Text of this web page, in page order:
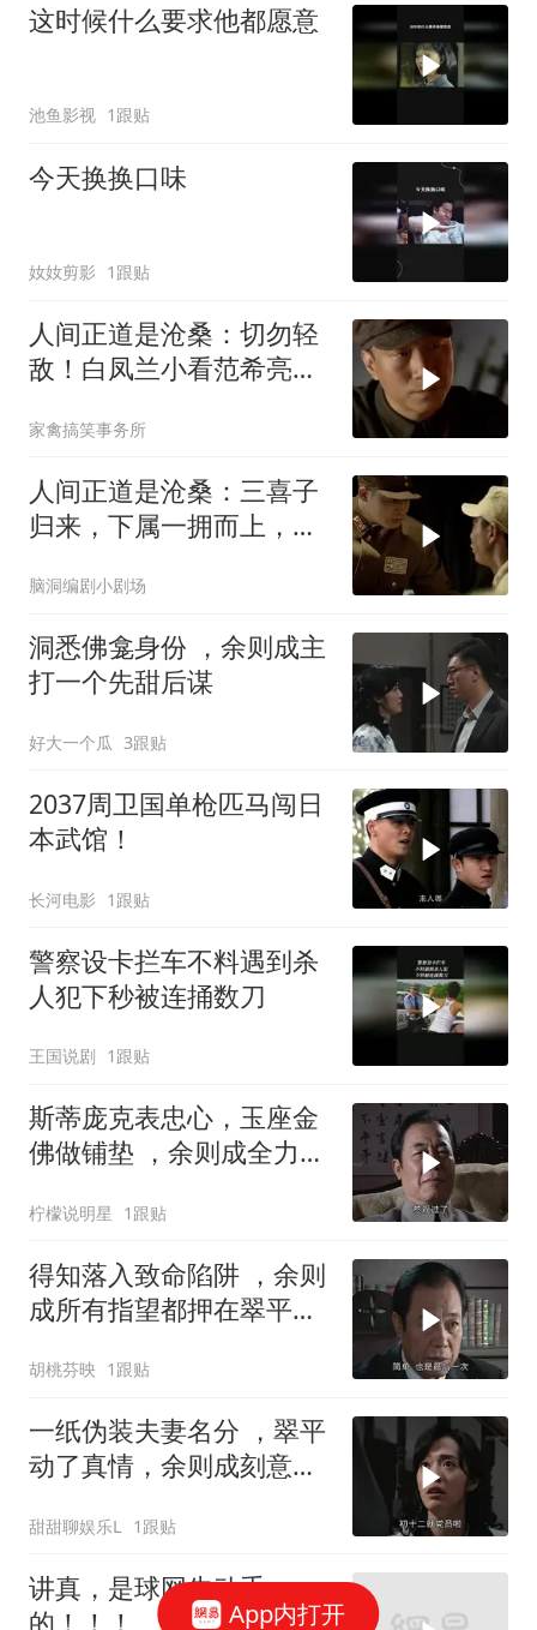
这时候什么要求他都愿意
池鱼影视 1跟贴
今天换换口味
奻奻剪影 1跟贴
人间正道是沧桑：切勿轻
敌！白凤兰小看范希亮，
家禽搞笑事务所
人间正道是沧桑：三喜子
归来，下属一拥而上，打
脑洞编剧小剧场
洞悉佛龛身份 ，余则成主
打一个先甜后谋
好大一个瓜 3跟贴
2037周卫国单枪匹马闯日
本武馆！
长河电影 1跟贴
警察设卡拦车不料遇到杀
人犯下秒被连捅数刀
王国说剧 1跟贴
斯蒂庞克表忠心，玉座金
佛做铺垫 ，余则成全力冲
柠檬说明星 1跟贴
得知落入致命陷阱 ，余则
成所有指望都押在翠平身
胡桃芬映 1跟贴
一纸伪装夫妻名分 ，翠平
动了真情，余则成刻意回
甜甜聊娱乐L 1跟贴
讲真，是球网先动手
的！！！
App内打开